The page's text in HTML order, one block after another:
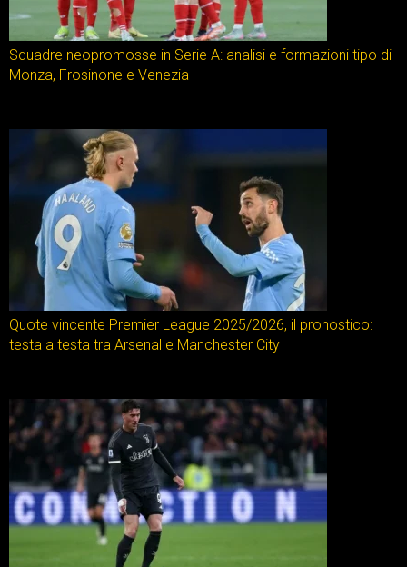
Squadre neopromosse in Serie A: analisi e formazioni tipo di
Monza, Frosinone e Venezia
Quote vincente Premier League 2025/2026, il pronostico:
testa a testa tra Arsenal e Manchester City